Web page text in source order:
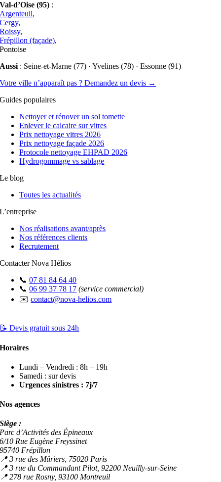
Val-d’Oise (95) :
Argenteuil,
Cergy,
Roissy,
Frépillon (façade),
Pontoise
Aussi: Seine-et-Marne (77) · Yvelines (78) · Essonne (91)
Votre ville n’apparaît pas ? Demandez un devis →
Guides populaires
Nettoyer et rénover un sol tomette
Enlever le calcaire sur vitres
Prix nettoyage vitres 2026
Prix nettoyage façade 2026
Protocole nettoyage EHPAD 2026
Hydrogommage vs sablage
Le blog
Toutes les actualités
L’entreprise
Nos réalisations avant/après
Nos références clients
Recrutement
Contacter Nova Hélios
📞07 81 84 64 40
📞06 99 37 78 17 (service commercial)
✉️contact@nova-helios.com
📝 Devis gratuit sous 24h
Horaires
Lundi – Vendredi : 8h – 19h
Samedi : sur devis
Urgences sinistres : 7j/7
Nos agences
Siège :
Parc d’Activités des Épineaux
6/10 Rue Eugène Freyssinet
95740 Frépillon
📍 3 rue des Mûriers, 75020 Paris
📍 3 rue du Commandant Pilot, 92200 Neuilly-sur-Seine
📍 278 rue Rosny, 93100 Montreuil